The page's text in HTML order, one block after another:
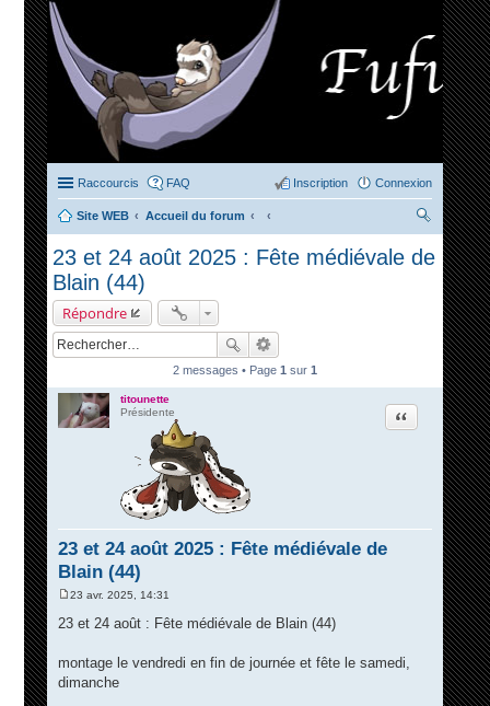
Raccourcis FAQ Connexion
Inscription
Site WEB
Accueil du forum
her
23 et 24 août 2025 : Fête médiévale de
Blain (44)
Répondre
2 messages • Page 1 sur 1
titounette
Présidente
23 et 24 août 2025 : Fête médiévale de
Blain (44)
Citation
e
s
g
e
23 avr. 2025, 14:31
23 et 24 août : Fête médiévale de Blain (44)
montage le vendredi en fin de journée et fête le samedi,
dimanche